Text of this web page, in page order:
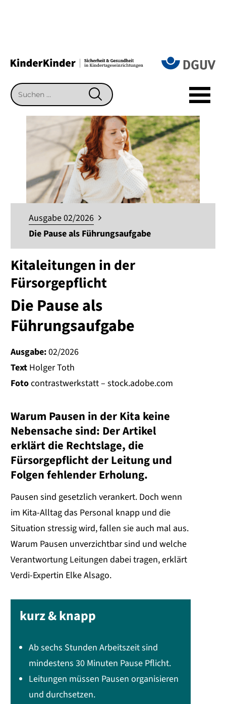
Suchen
SUCHEN
Ausgabe 02/2026
Die Pause als Führungsaufgabe
Kitaleitungen in der
Fürsorgepflicht
Die Pause als
Führungsaufgabe
Ausgabe:02/2026
Text Holger Toth
Fotocontrastwerkstatt – stock.adobe.com
Warum Pausen in der Kita keine
Nebensache sind: Der Artikel
erklärt die Rechtslage, die
Fürsorgepflicht der Leitung und
Folgen fehlender Erholung.
Pausen sind gesetzlich verankert. Doch wenn
im Kita-Alltag das Personal knapp und die
Situation stressig wird, fallen sie auch mal aus.
Warum Pausen unverzichtbar sind und welche
Verantwortung Leitungen dabei tragen, erklärt
Verdi-Expertin Elke Alsago.
kurz & knapp
Ab sechs Stunden Arbeitszeit sind
mindestens 30 Minuten Pause Pflicht.
Leitungen müssen Pausen organisieren
und durchsetzen.